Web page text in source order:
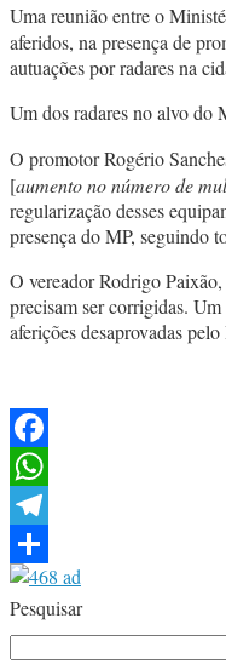
Uma reunião entre o
aferidos, na presença de
autuações por radares na
Um dos radares no alvo do
O promotor Rogério
[aumento no número de
regularização desses
presença do MP, seguindo
O vereador Rodrigo Paixão,
precisam ser corrigidas.
aferições desaprovadas
Facebook
WhatsApp
Telegram
Share
Pesquisar